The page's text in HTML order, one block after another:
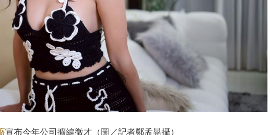
宣布今年公司擴編徵才（圖／記者鄭孟晃攝）